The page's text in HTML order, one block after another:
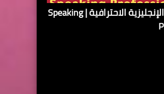
دورة مجانية: تحدث الإنجليزية الاحترافية | Speaking